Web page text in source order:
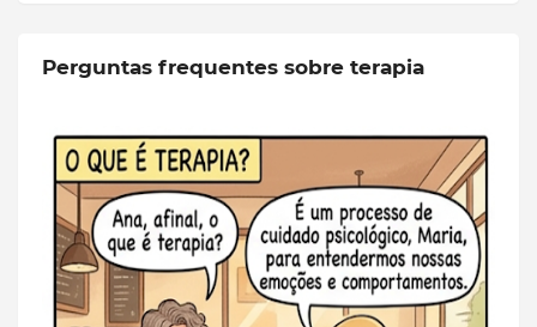
Perguntas frequentes sobre terapia